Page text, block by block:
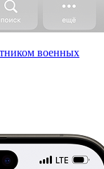
военных